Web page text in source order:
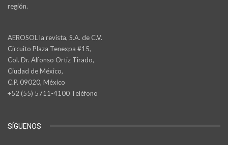
región.
AEROSOL la revista, S.A. de C.V.
Circuito Plaza Tenexpa #15,
Col. Dr. Alfonso Ortiz Tirado,
Ciudad de México,
C.P. 09020, México
+52 (55) 5711-4100 Teléfono
SÍGUENOS